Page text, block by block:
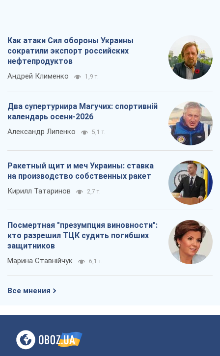
Как атаки Сил обороны Украины
сократили экспорт российских
нефтепродуктов
Андрей Клименко 1,9 т.
Два супертурнира Магучих: спортивній
календарь осени-2026
Александр Липенко 5,1 т.
Ракетный щит и меч Украины: ставка
на производство собственных ракет
Кирилл Татаринов 2,7 т.
Посмертная "презумпция виновности":
кто разрешил ТЦК судить погибших
защитников
Марина Ставнійчук 6,1 т.
Все мнения